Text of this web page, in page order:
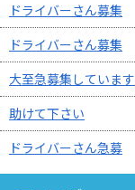
ドライバーさん募集
ドライバーさん募集
大至急募集しています
助けて下さい
ドライバーさん急募